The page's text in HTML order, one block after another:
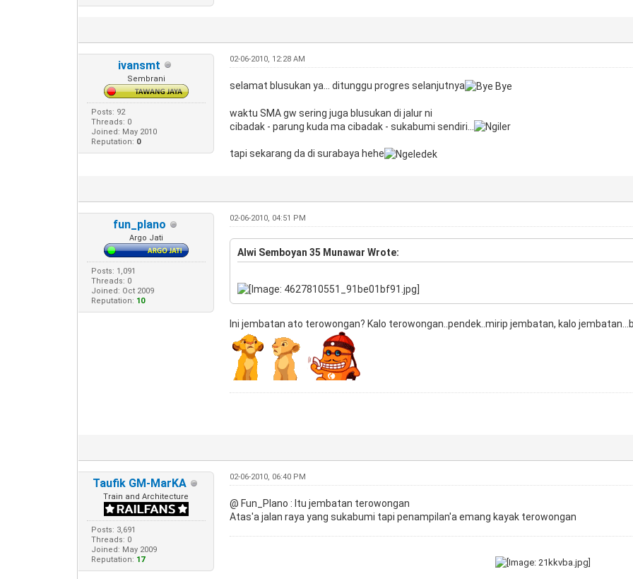
ivansmt
Sembrani
Posts: 92
Threads: 0
Joined: May 2010
Reputation: 0
02-06-2010, 12:28 AM
selamat blusukan ya... ditunggu progres selanjutnya
waktu SMA gw sering juga blusukan di jalur ni
cibadak - parung kuda ma cibadak - sukabumi sendiri...
tapi sekarang da di surabaya hehe
fun_plano
Argo Jati
Posts: 1,091
Threads: 0
Joined: Oct 2009
Reputation: 10
02-06-2010, 04:51 PM
Alwi Semboyan 35 Munawar Wrote:
Ini jembatan ato terowongan? Kalo terowongan..pendek..mirip jembatan, kalo
Taufik GM-MarKA
Train and Architecture
Posts: 3,691
Threads: 0
Joined: May 2009
Reputation: 17
02-06-2010, 06:40 PM
@ Fun_Plano : Itu jembatan terowongan
Atas'a jalan raya yang sukabumi tapi penampilan'a emang kayak terowongan